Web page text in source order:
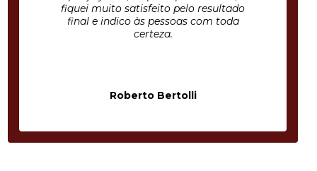
fiquei muito satisfeito pelo resultado
final e indico às pessoas com toda
certeza.
Roberto Bertolli